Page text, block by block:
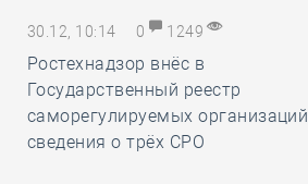
30.12, 10:14 0 1249
Ростехнадзор внёс в
Государственный реестр
саморегулируемых организаций
сведения о трёх СРО